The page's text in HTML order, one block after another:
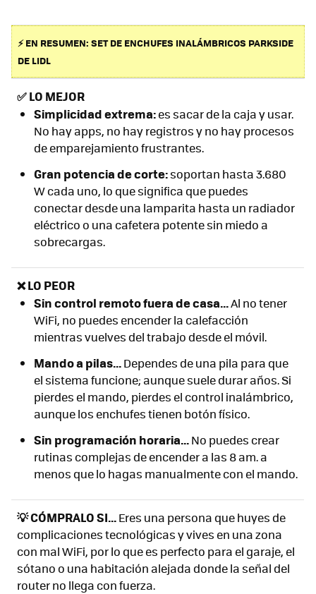
⚡ EN RESUMEN: SET DE ENCHUFES INALÁMBRICOS PARKSIDE
DE LIDL
✅LO MEJOR
Simplicidad extrema:es sacar de la caja y usar.
No hay apps, no hay registros y no hay procesos
de emparejamiento frustrantes.
Gran potencia de corte:soportan hasta 3.680
W cada uno, lo que significa que puedes
conectar desde una lamparita hasta un radiador
eléctrico o una cafetera potente sin miedo a
sobrecargas.
❌ LO PEOR
Sin control remoto fuera de casa...Al no tener
WiFi, no puedes encender la calefacción
mientras vuelves del trabajo desde el móvil.
Mando a pilas...Dependes de una pila para que
el sistema funcione; aunque suele durar años. Si
pierdes el mando, pierdes el control inalámbrico,
aunque los enchufes tienen botón físico.
Sin programación horaria...No puedes crear
rutinas complejas de encender a las 8 am. a
menos que lo hagas manualmente con el mando.
💡 CÓMPRALO SI...Eres una persona que huyes de
complicaciones tecnológicas y vives en una zona
con mal WiFi, por lo que es perfecto para el garaje, el
sótano o una habitación alejada donde la señal del
router no llega con fuerza.